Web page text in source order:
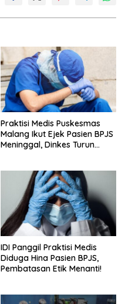
Praktisi Medis Puskesmas
Malang Ikut Ejek Pasien BPJS
Meninggal, Dinkes Turun
IDI Panggil Praktisi Medis
Diduga Hina Pasien BPJS,
Pembatasan Etik Menanti!